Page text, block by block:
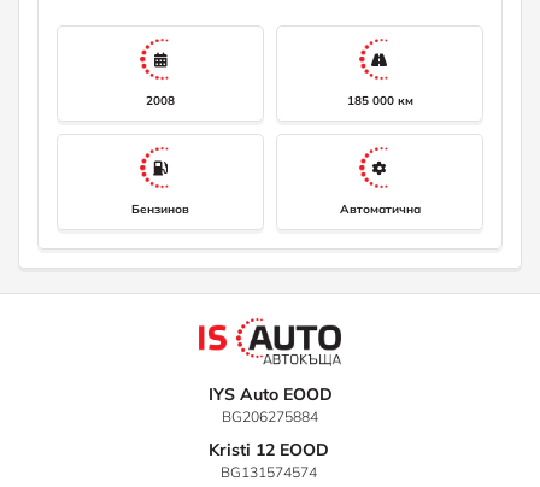
емисии, EU4 Освобождаване на облегалката за предни
седалки с функция Easy-Entry тъфтинг велурен паркет
Лумбална опора, електрическа регулируеми в облегалките
на предните седалки устройство за презареждане система
за почистване на фаровете система за круиз контрол помощ
за затваряне на врати автоматично затъмняващо се
вътрешно огледало усилвател на волана, зависим от
скоростта (Servotronic) регулиране на обхвата на фаровете,
автоматичен дин предни подглавници гласов контрол 2
индивидуални седалки Закрепване за детска седалка за ISO
FIX система за детска седалка Пакет за цифров звук
подлакътници за двете предни седалки навигационна
2008 185 000 км
Бензинов Автоматична
IYS Auto EOOD
BG206275884
Kristi 12 EOOD
BG131574574